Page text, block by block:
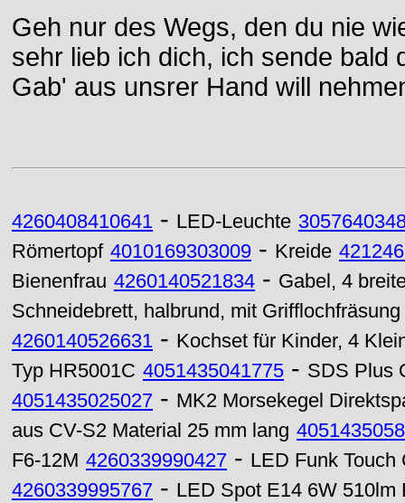
Geh nur des Wegs, den du nie
sehr lieb ich dich, ich sende bald
Gab' aus unsrer Hand will
4260408410641 - LED-Leuchte
Römertopf 4010169303009 - Kreide
Bienenfrau 4260140521834 - Gabel, 4
Schneidebrett, halbrund, mit Grifflochfräsung
4260140526631 - Kochset für Kinder, 4
Typ HR5001C 4051435041775 - SDS Plus
4051435025027 - MK2 Morsekegel
aus CV-S2 Material 25 mm lang
F6-12M 4260339990427 - LED Funk Touch
4260339995767 - LED Spot E14 6W 510lm